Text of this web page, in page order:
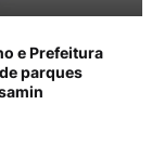
e Prefeitura
parques